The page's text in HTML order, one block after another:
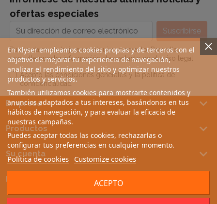
ofertas especiales
Puede darse de baja en cualquier momento. Para ello,
consulte nuestra información de contacto en el aviso legal.
Acepto las condiciones generales y la política de
confidencialidad
Empresa keyboard_arrow_down
Productos keyboard_arrow_down
Su cuenta keyboard_arrow_down
Información de la tienda
En Klyser empleamos cookies propias y de terceros con el
objetivo de mejorar tu experiencia de navegación,
analizar el rendimiento del sitio y optimizar nuestros
productos y servicios.
También utilizamos cookies para mostrarte contenidos y
anuncios adaptados a tus intereses, basándonos en tus
hábitos de navegación, y para evaluar la eficacia de
nuestras campañas.
Puedes aceptar todas las cookies, rechazarlas o
configurar tus preferencias en cualquier momento.
Política de cookies Customize cookies
ACEPTO